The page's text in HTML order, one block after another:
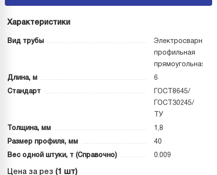
Характеристики
Вид трубы
Электросварная
профильная
прямоугольная
Длина, м 6
Стандарт
ГОСТ8645/
ГОСТ30245/
ТУ
Толщина, мм 1,8
Размер профиля, мм 40
Вес одной штуки, т (Справочно) 0.009
Цена за рез (1 шт)